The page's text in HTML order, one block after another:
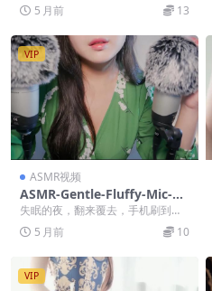
是弹幕？来来来，直接...
5 月前 13
VIP
ASMR视频
ASMR-Gentle-Fluffy-Mic-Br
ushing–“Good-Night”-Whis
pers-in-Different-Language
s
失眠的夜，翻来覆去，手机刷到没
电？那就来段MELODY ASMR吧，
这期“不同语...
5 月前 10
VIP